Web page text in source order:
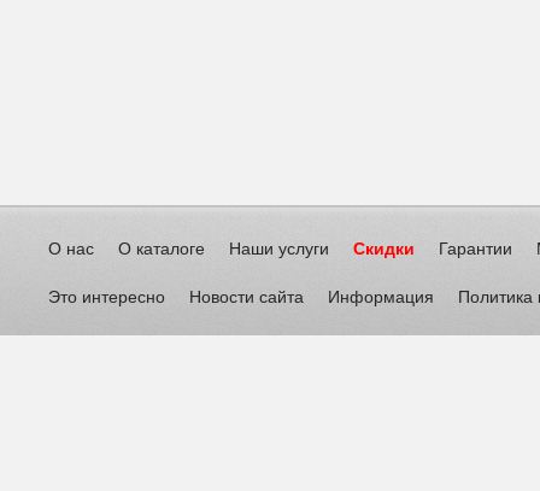
О нас О каталоге Наши услуги Скидки Гарантии
Это интересно Новости сайта Информация Политика